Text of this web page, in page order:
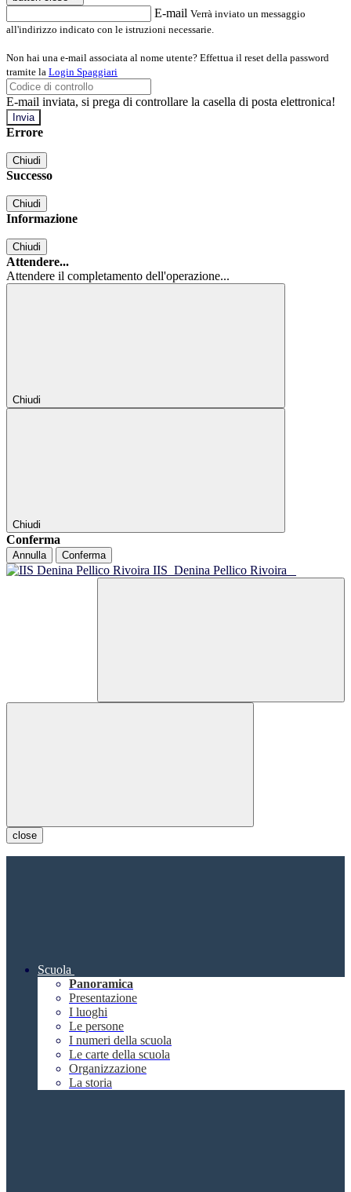
E-mail Verrà inviato un messaggio
all'indirizzo indicato con le istruzioni necessarie.
Non hai una e-mail associata al nome utente? Effettua il reset della password
tramite la Login Spaggiari
E-mail inviata, si prega di controllare la casella di posta elettronica!
Errore
Chiudi
Successo
Chiudi
Informazione
Chiudi
Attendere...
Attendere il completamento dell'operazione...
Chiudi
Chiudi
Conferma
Annulla Conferma
IIS Denina Pellico Rivoira
close
Scuola
Panoramica
Presentazione
I luoghi
Le persone
I numeri della scuola
Le carte della scuola
Organizzazione
La storia